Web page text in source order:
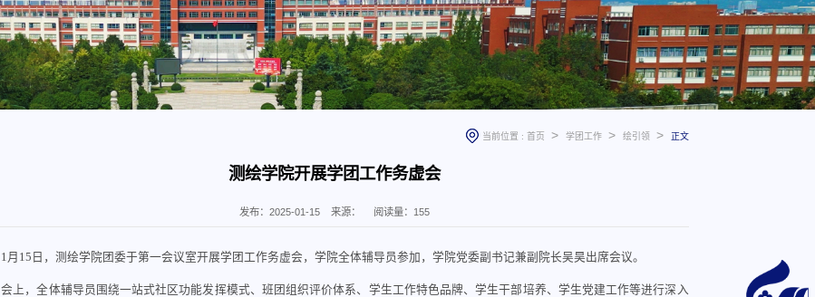
当前位置 : 首页 > 学团工作 > 绘引领 > 正文
测绘学院开展学团工作务虚会
发布：2025-01-15 来源： 阅读量： 155
1月15日，测绘学院团委于第一会议室开展学团工作务虚会，学院全体辅导员参加，学院党委副书记兼副院长吴昊出席会议。
会上，全体辅导员围绕一站式社区功能发挥模式、班团组织评价体系、学生工作特色品牌、学生干部培养、学生党建工作等进行深入